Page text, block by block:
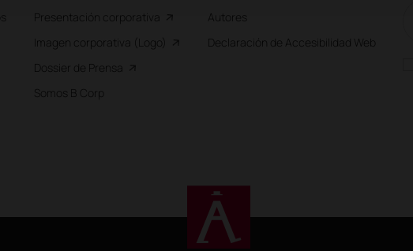
Presentación corporativa
Imagen corporativa (Logo)
Dossier de Prensa
Somos B Corp
Autores
Declaración de Accesibilidad Web